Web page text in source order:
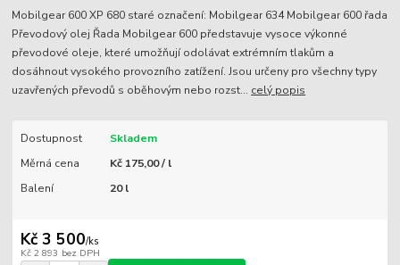
Mobilgear 600 XP 680 staré označení: Mobilgear 634 Mobilgear 600 řada
Převodový olej Řada Mobilgear 600 představuje vysoce výkonné
převodové oleje, které umožňují odolávat extrémním tlakům a
dosáhnout vysokého provozního zatížení. Jsou určeny pro všechny typy
uzavřených převodů s oběhovým nebo rozst... celý popis
Dostupnost
Skladem
Měrná cena
Kč 175,00 / l
Balení
20 l
Kč 3 500/ks
Kč 2 893 bez DPH